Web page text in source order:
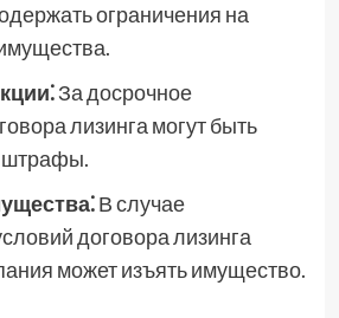
ограничения на
За досрочное
лизинга могут быть
штрафы.
В случае
договора лизинга
может изъять имущество.